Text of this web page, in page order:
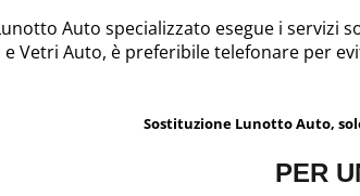
Auto specializzato esegue i servizi
Vetri Auto, è preferibile telefonare per
Sostituzione Lunotto Auto,
PER